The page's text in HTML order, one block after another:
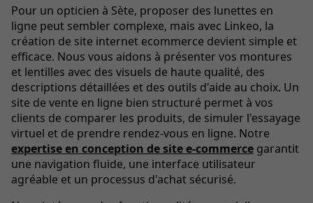
Pour un opticien à Sète, proposer des lunettes en
ligne peut sembler complexe, mais avec Linkeo, la
création de site internet ecommerce devient simple et
efficace. Nous vous aidons à présenter vos montures
et lentilles avec des visuels de haute qualité, des
descriptions détaillées et des outils d'aide au choix. Un
site de vente en ligne bien structuré permet à vos
clients de comparer les produits, de simuler l'essayage
virtuel et de prendre rendez-vous en ligne. Notre
expertise en conception de site e-commerce garantit
une navigation fluide, une interface utilisateur
agréable et un processus d'achat sécurisé.